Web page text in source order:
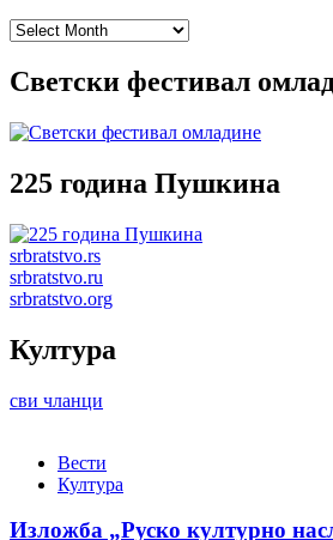
Archives
Светски фестивал
225 година Пушкина
srbratstvo.rs
srbratstvo.ru
srbratstvo.org
Култура
сви чланци
Вести
Култура
Изложба „Руско културно